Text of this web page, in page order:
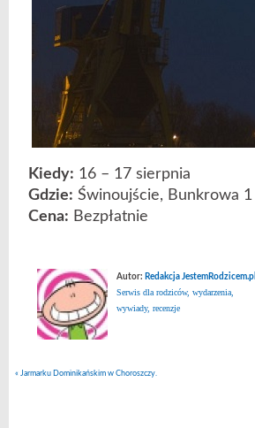
Kiedy: 16 – 17 sierpnia
Gdzie: Świnoujście, Bunkrowa 1
Cena: Bezpłatnie
Autor: Redakcja JestemRodzicem.pl
Serwis dla rodziców, wydarzenia,
wywiady, recenzje
« Jarmarku Dominikańskim w Choroszczy.